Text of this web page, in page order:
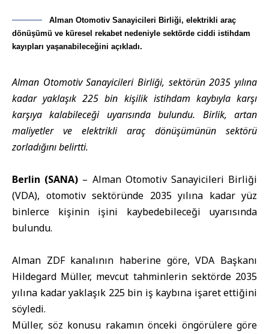
Alman Otomotiv Sanayicileri Birliği, elektrikli araç
dönüşümü ve küresel rekabet nedeniyle sektörde ciddi istihdam
kayıpları yaşanabileceğini açıkladı.
Alman Otomotiv Sanayicileri Birliği, sektörün 2035 yılına
kadar yaklaşık 225 bin kişilik istihdam kaybıyla karşı
karşıya kalabileceği uyarısında bulundu. Birlik, artan
maliyetler ve elektrikli araç dönüşümünün sektörü
zorladığını belirtti.
Berlin (SANA) – Alman Otomotiv Sanayicileri Birliği
(VDA), otomotiv sektöründe 2035 yılına kadar yüz
binlerce kişinin işini kaybedebileceği uyarısında
bulundu.
Alman ZDF kanalının haberine göre, VDA Başkanı
Hildegard Müller, mevcut tahminlerin sektörde 2035
yılına kadar yaklaşık 225 bin iş kaybına işaret ettiğini
söyledi.
Müller, söz konusu rakamın önceki öngörülere göre